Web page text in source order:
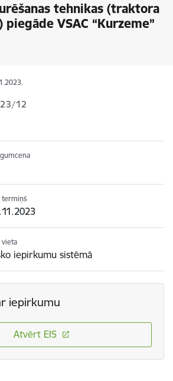
tehnikas (traktora
VSAC “Kurzeme”
12
termiņš
vieta
iepirkumu sistēmā
iepirkumu
Atvērt EIS